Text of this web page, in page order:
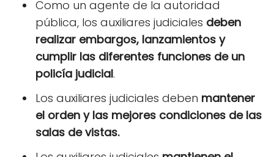
Como un agente de la autoridad
pública, los auxiliares judiciales deben
realizar embargos, lanzamientos y
cumplir las diferentes funciones de un
policía judicial.
Los auxiliares judiciales deben mantener
el orden y las mejores condiciones de las
salas de vistas.